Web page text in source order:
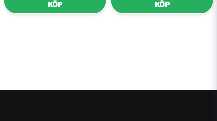
KÖP KÖP